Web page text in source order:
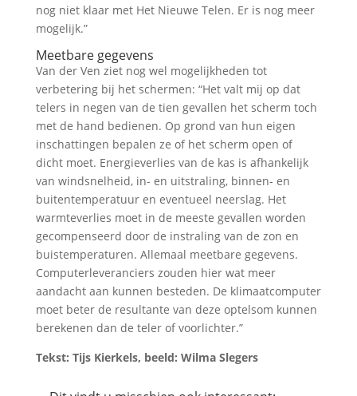
nog niet klaar met Het Nieuwe Telen. Er is nog meer
mogelijk.”
Meetbare gegevens
Van der Ven ziet nog wel mogelijkheden tot
verbetering bij het schermen: “Het valt mij op dat
telers in negen van de tien gevallen het scherm toch
met de hand bedienen. Op grond van hun eigen
inschattingen bepalen ze of het scherm open of
dicht moet. Energieverlies van de kas is afhankelijk
van windsnelheid, in- en uitstraling, binnen- en
buitentemperatuur en eventueel neerslag. Het
warmteverlies moet in de meeste gevallen worden
gecompenseerd door de instraling van de zon en
buistemperaturen. Allemaal meetbare gegevens.
Computerleveranciers zouden hier wat meer
aandacht aan kunnen besteden. De klimaatcomputer
moet beter de resultante van deze optelsom kunnen
berekenen dan de teler of voorlichter.”
Tekst: Tijs Kierkels, beeld: Wilma Slegers